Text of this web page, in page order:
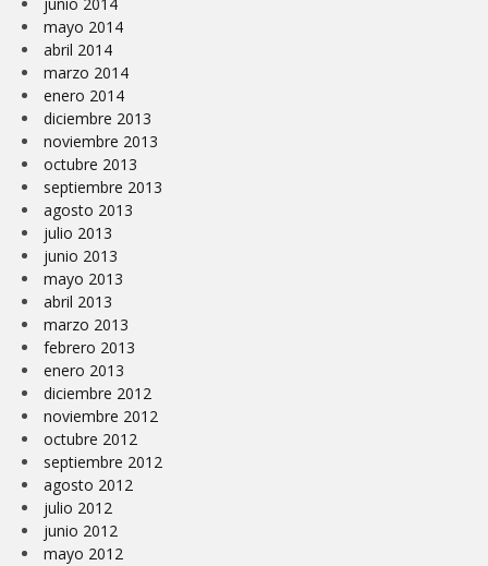
junio 2014
mayo 2014
abril 2014
marzo 2014
enero 2014
diciembre 2013
noviembre 2013
octubre 2013
septiembre 2013
agosto 2013
julio 2013
junio 2013
mayo 2013
abril 2013
marzo 2013
febrero 2013
enero 2013
diciembre 2012
noviembre 2012
octubre 2012
septiembre 2012
agosto 2012
julio 2012
junio 2012
mayo 2012